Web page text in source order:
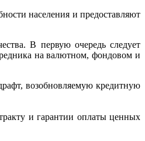
населения и предоставляют
В первую очередь следует
на валютном, фондовом и
возобновляемую кредитную
и гарантии оплаты ценных